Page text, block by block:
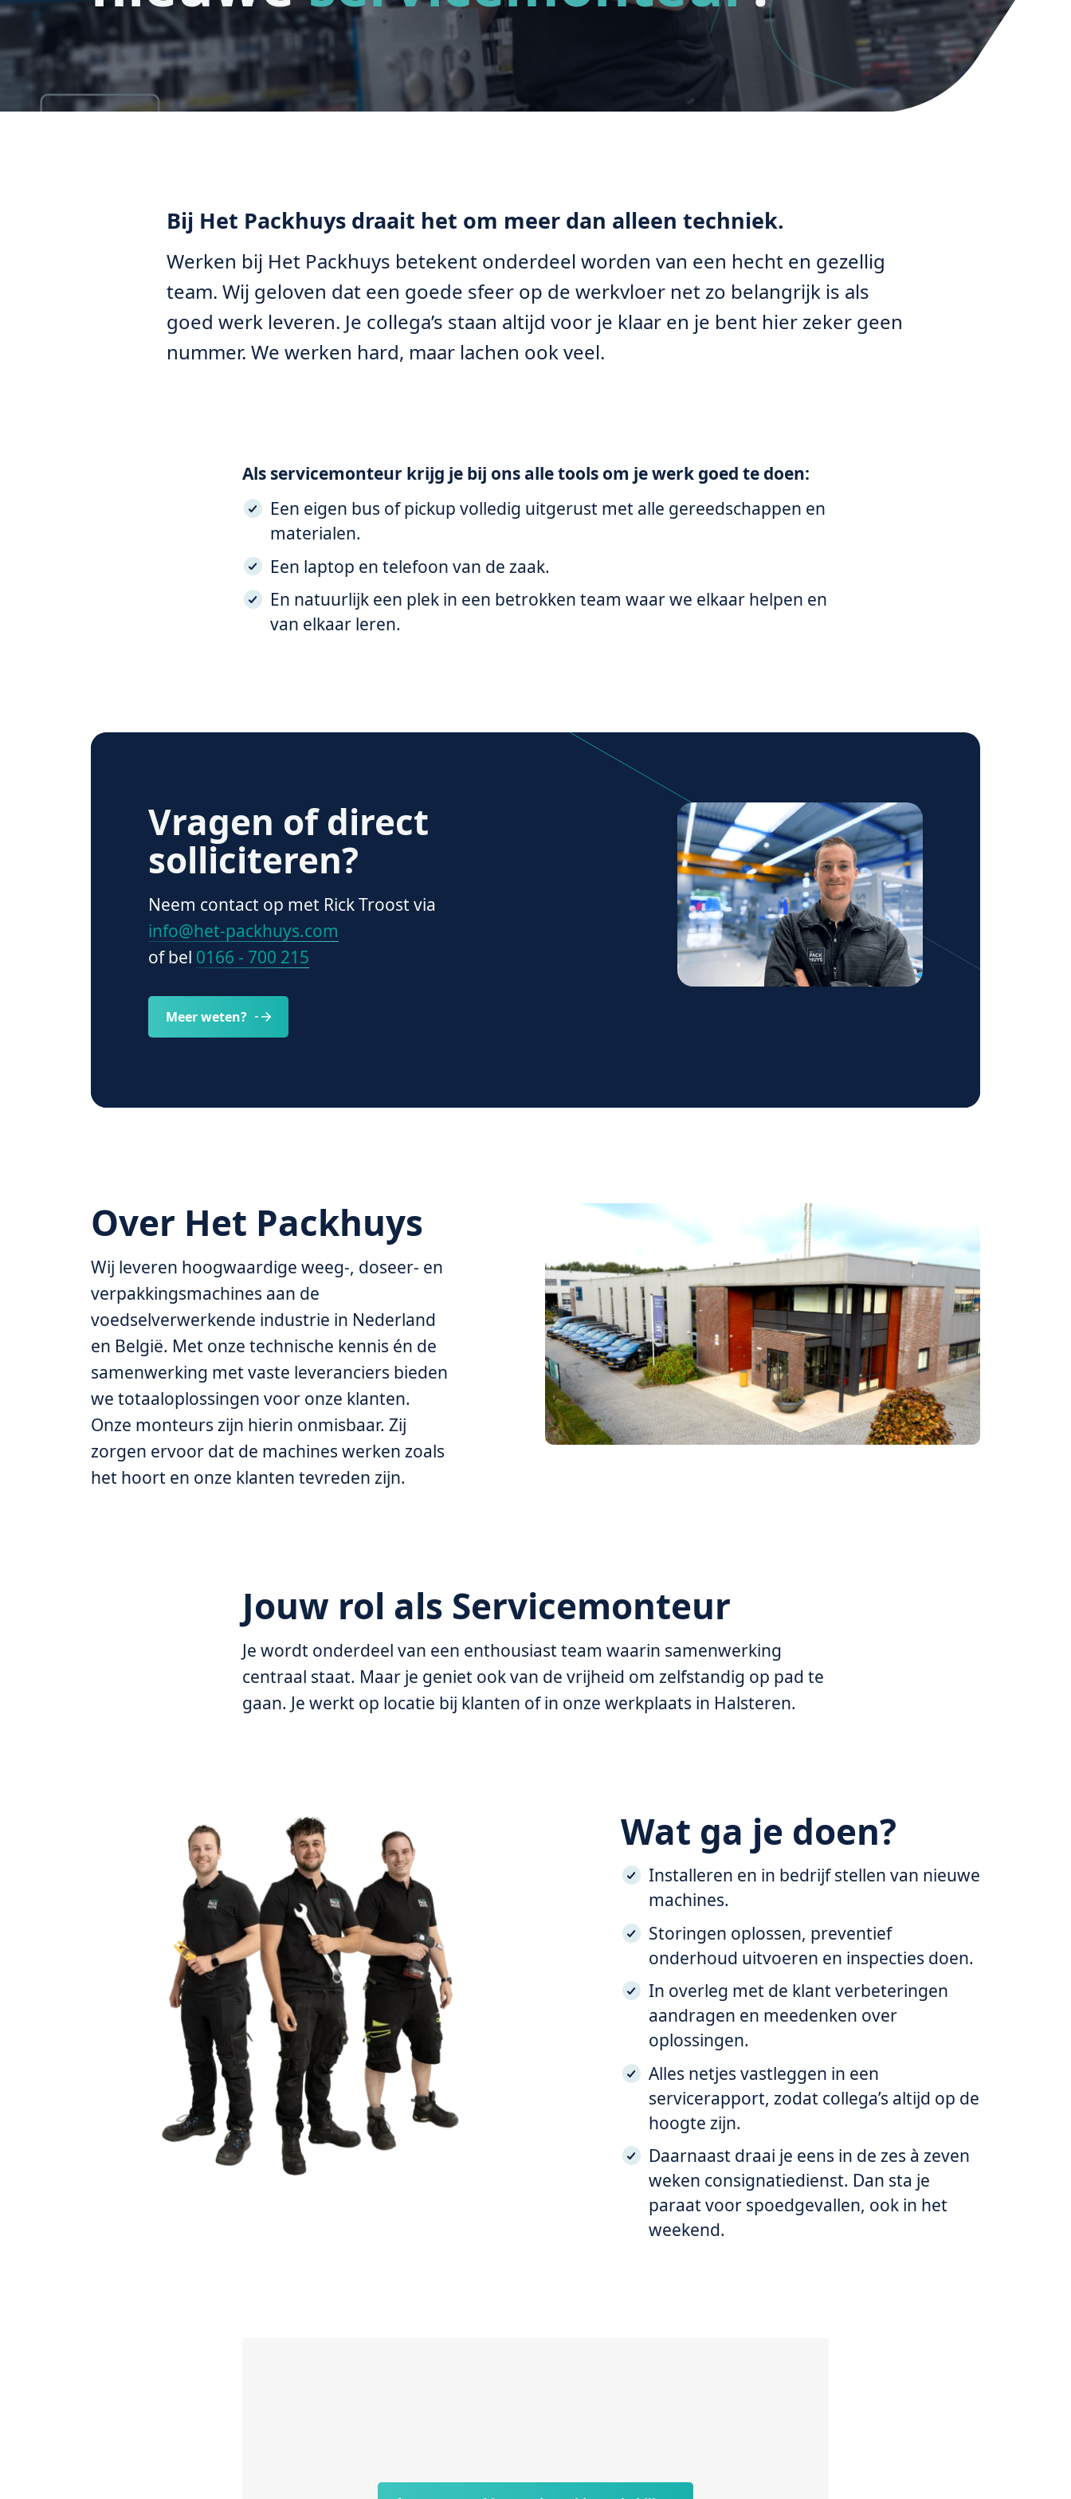
Bij Het Packhuys draait het om meer dan alleen techniek.
Werken bij Het Packhuys betekent onderdeel worden van een hecht en gezellig
team. Wij geloven dat een goede sfeer op de werkvloer net zo belangrijk is als
goed werk leveren. Je collega’s staan altijd voor je klaar en je bent hier zeker geen
nummer. We werken hard, maar lachen ook veel.
Als servicemonteur krijg je bij ons alle tools om je werk goed te doen:
Een eigen bus of pickup volledig uitgerust met alle gereedschappen en
materialen.
Een laptop en telefoon van de zaak.
En natuurlijk een plek in een betrokken team waar we elkaar helpen en
van elkaar leren.
Vragen of direct
solliciteren?
Neem contact op met Rick Troost via
info@het-packhuys.com
of bel 0166 - 700 215
Meer weten?
Over Het Packhuys
Wij leveren hoogwaardige weeg-, doseer- en
verpakkingsmachines aan de
voedselverwerkende industrie in Nederland
en België. Met onze technische kennis én de
samenwerking met vaste leveranciers bieden
we totaaloplossingen voor onze klanten.
Onze monteurs zijn hierin onmisbaar. Zij
zorgen ervoor dat de machines werken zoals
het hoort en onze klanten tevreden zijn.
Jouw rol als Servicemonteur
Je wordt onderdeel van een enthousiast team waarin samenwerking
centraal staat. Maar je geniet ook van de vrijheid om zelfstandig op pad te
gaan. Je werkt op locatie bij klanten of in onze werkplaats in Halsteren.
Wat ga je doen?
Installeren en in bedrijf stellen van nieuwe
machines.
Storingen oplossen, preventief
onderhoud uitvoeren en inspecties doen.
In overleg met de klant verbeteringen
aandragen en meedenken over
oplossingen.
Alles netjes vastleggen in een
servicerapport, zodat collega’s altijd op de
hoogte zijn.
Daarnaast draai je eens in de zes à zeven
weken consignatiedienst. Dan sta je
paraat voor spoedgevallen, ook in het
weekend.